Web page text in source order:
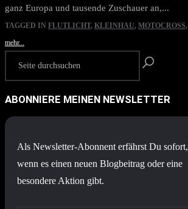
ganz Europa und tausende Zuschauer an,...
TAGGED IN FLUTLICHT, KLEINHAU, MOTOCROSS,
mehr...
ABONNIERE MEINEN NEWSLETTER
Als Newsletter-Abonnent erfährst Du sofort,
wenn es einen neuen Blogbeitrag oder eine
besondere Aktion gibt.